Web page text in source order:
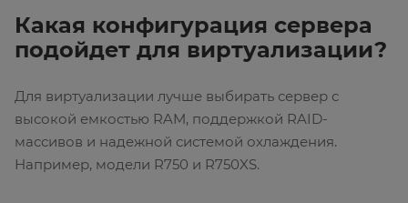
Какая конфигурация сервера
подойдет для виртуализации?
Для виртуализации лучше выбирать сервер с
высокой емкостью RAM, поддержкой RAID-
массивов и надежной системой охлаждения.
Например, модели R750 и R750XS.